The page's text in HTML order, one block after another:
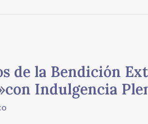
de la Bendición
Indulgencia